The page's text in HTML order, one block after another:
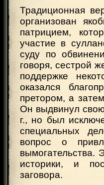
Традиционная
организован
патрицием,
участие в
суду по
говоря, сестрой
поддержке
оказался
претором, а
Он выдвинул
г., но был
специальных
вопрос о
вымогательства.
историки, и
заговора.